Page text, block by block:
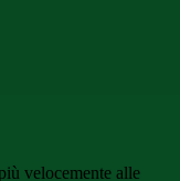
velocemente alle